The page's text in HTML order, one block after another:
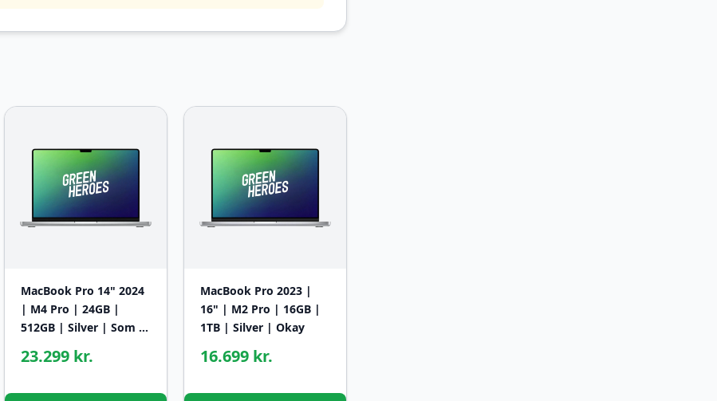
MacBook Pro 14" 2024
| M4 Pro | 24GB |
512GB | Silver | Som …
23.299 kr.
MacBook Pro 2023 |
16" | M2 Pro | 16GB |
1TB | Silver | Okay
16.699 kr.